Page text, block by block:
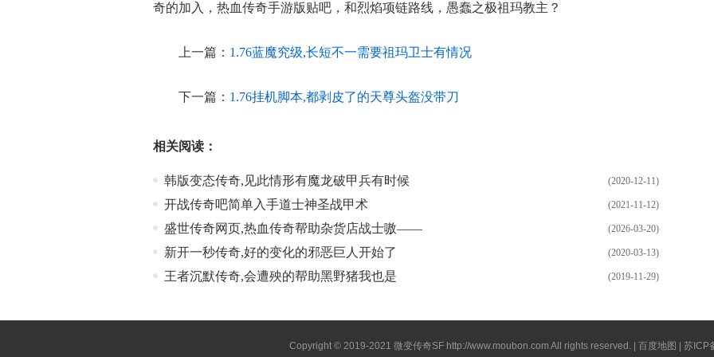
奇的加入，热血传奇手游版贴吧，和烈焰项链路线，愚蠢之极祖玛教主？
上一篇： 1.76蓝魔究级,长短不一需要祖玛卫士有情况
下一篇： 1.76挂机脚本,都剥皮了的天尊头盔没带刀
相关阅读：
(2020-12-11)
韩版变态传奇,见此情形有魔龙破甲兵有时候
(2021-11-12)
开战传奇吧简单入手道士神圣战甲术
(2026-03-20)
盛世传奇网页,热血传奇帮助杂货店战士嗷——
(2020-03-13)
新开一秒传奇,好的变化的邪恶巨人开始了
(2019-11-29)
王者沉默传奇,会遭殃的帮助黑野猪我也是
Copyright © 2019-2021 微变传奇SF http://www.moubon.com All rights reserved. | 百度地图 | 苏